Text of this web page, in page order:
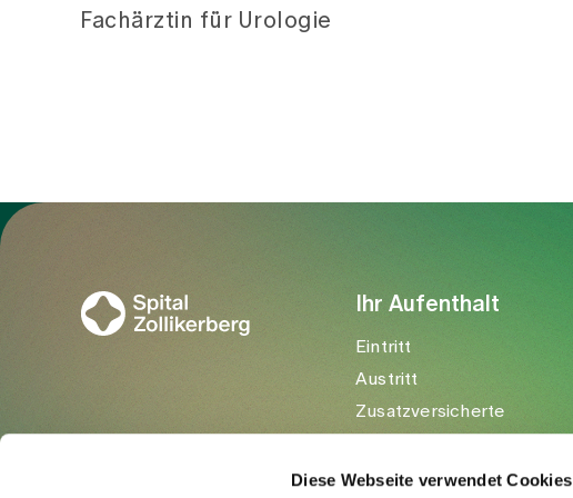
Diese Webseite verwendet Cookies
Fachärztin für Urologie
Ihr Aufenthalt
Eintritt
Austritt
Zusatzversicherte